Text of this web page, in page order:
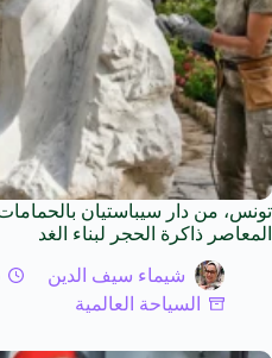
تونس، من دار سيباستيان
المعاصر ذاكرة الحجر لبناء الغد
شيماء سيف الدين
السياحة العالمية